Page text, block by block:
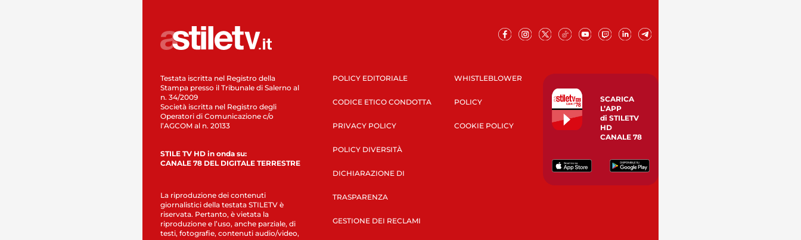
Testata iscritta nel Registro della
Stampa presso il Tribunale di Salerno al
n. 34/2009
Società iscritta nel Registro degli
Operatori di Comunicazione c/o
l’AGCOM al n. 20133
STILE TV HD in onda su:
CANALE 78 DEL DIGITALE TERRESTRE
La riproduzione dei contenuti
giornalistici della testata STILETV è
riservata. Pertanto, è vietata la
riproduzione e l’uso, anche parziale, di
testi, fotografie, contenuti audio/video,
POLICY EDITORIALE
CODICE ETICO CONDOTTA
PRIVACY POLICY
POLICY DIVERSITÀ
DICHIARAZIONE DI
TRASPARENZA
GESTIONE DEI RECLAMI
WHISTLEBLOWER
POLICY
COOKIE POLICY
SCARICA
L’APP
di STILETV
HD
CANALE 78